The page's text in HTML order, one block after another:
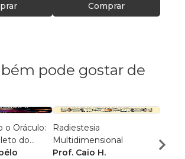
Comprar
pode gostar de
o Oráculo:
do
Radiestesia
Multidimensional
Prof. Caio H.
COM